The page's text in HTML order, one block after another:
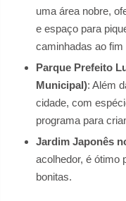
uma área nobre,
e espaço para
caminhadas ao fim
Parque Prefeito
Municipal): Além
cidade, com
programa para
Jardim Japonês
acolhedor, é ótimo
bonitas.